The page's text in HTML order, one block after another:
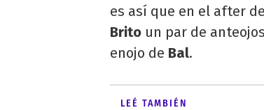
es así que en el after
Brito un par de
enojo de Bal.
LEÉ TAMBIÉN